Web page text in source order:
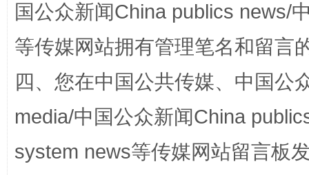
国公众新闻China publics news/
等传媒网站拥有管理笔名和留言
四、您在中国公共传媒、中国公
media/中国公众新闻China
system news等传媒网站留言板